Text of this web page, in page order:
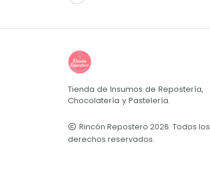
Tienda de Insumos de Repostería,
Chocolatería y Pastelería.
Rincón Repostero 2026. Todos los
derechos reservados.